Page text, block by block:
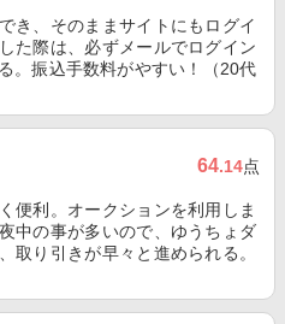
き、そのままサイトにもログイ
た際は、必ずメールでログイン
。振込手数料がやすい！（20代
64.14点
便利。オークションを利用しま
中の事が多いので、ゆうちょダ
取り引きが早々と進められる。